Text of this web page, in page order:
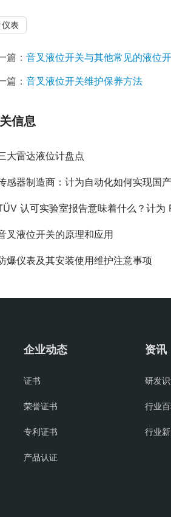
仪表
篇： 音叉液位开关与其他常见的液位
篇： 音叉液位开关维护保养方法
信息
大雷达液位计盘点
感器制造商：计为自动化如何实现国
认可实验室报告意味着什么？计为 Ring-11 液位开关
叉液位开关的原理和应用
爆仪表及其安装使用维护注意事项
企业动态
证书
荣誉证书
专利证书
产品认证
资讯
研发
行业
行业